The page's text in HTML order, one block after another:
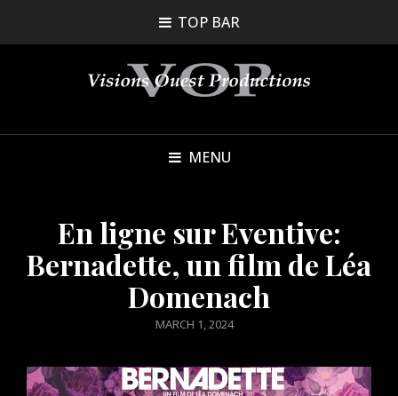
TOP BAR
MENU
En ligne sur Eventive:
Bernadette, un film de Léa
Domenach
POSTED
MARCH 1, 2024